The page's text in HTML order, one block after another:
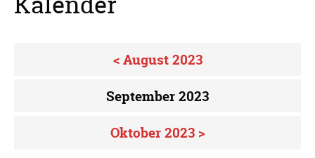
< August 2023
September 2023
Oktober 2023 >